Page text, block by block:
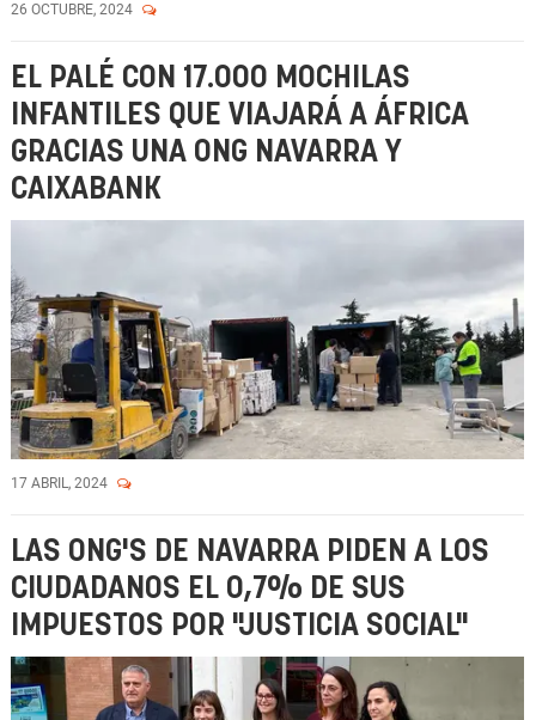
26 OCTUBRE, 2024
EL PALÉ CON 17.000 MOCHILAS
INFANTILES QUE VIAJARÁ A ÁFRICA
GRACIAS UNA ONG NAVARRA Y
CAIXABANK
17 ABRIL, 2024
LAS ONG'S DE NAVARRA PIDEN A LOS
CIUDADANOS EL 0,7% DE SUS
IMPUESTOS POR "JUSTICIA SOCIAL"